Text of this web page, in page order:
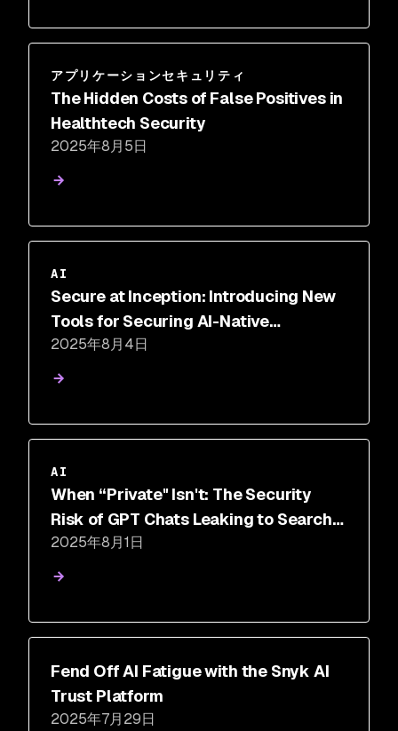
アプリケーションセキュリティ
The Hidden Costs of False Positives in
Healthtech Security
2025年8月5日
AI
Secure at Inception: Introducing New
Tools for Securing AI-Native
Development
2025年8月4日
AI
When “Private" Isn't: The Security
Risk of GPT Chats Leaking to Search
Engines
2025年8月1日
Fend Off AI Fatigue with the Snyk AI
Trust Platform
2025年7月29日